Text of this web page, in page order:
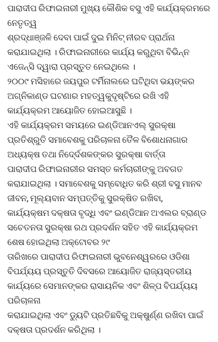
ପାରାଦୀପ ରିଫାଇନାରୀ ମୁଖ୍ୟ କୌଶିକ ବସୁ ଏହି କାର୍ଯ୍ୟକ୍ରମରେ
ନେତୃତ୍ୱ
ଶ୍ରଦ୍ଧାଞ୍ଜଳି ଦେବା ପାଇଁ ଦୁଇ ମିନିଟ୍ ନୀରବ ପ୍ରାର୍ଥନା
କରାଯାଇଥିଲା । ରିଫାଇନାରୀରେ କାର୍ଯ୍ୟ କରୁଥିବା ବିଭିନ୍ନ
ଏଜେନ୍ସି ଦ୍ୱାରା ପ୍ରସ୍ତୁତ ନେଇଥିଲେ ।
୨୦୦୯ ମସିହାରେ ଜୟପୁର ଟର୍ମିନାଲରେ ଘଟିଥିବା ଭୟଙ୍କର
ଅଗ୍ନିକାଣ୍ଡ ଘଟଣାର ମହତ୍ୱକୁଦୃଷ୍ଟିରେ ରଖି ଏହି
କାର୍ଯ୍ୟକ୍ରମ ଆୟୋଜିତ ହୋଇଆସୁଛି ।
ଏହି କାର୍ଯ୍ୟକ୍ରମ ସମୟରେ ଇଣ୍ଡିଆନଏଲ୍ ସୁରକ୍ଷା
ପ୍ରତିଶ୍ରୁତି ସମାବେଶକୁ ପରିଚାଳନା ତୈଳ ବିଶୋଧନାଗାର
ଅଧ୍ୟକ୍ଷ ତଥା ନିଦେ୍ର୍ଦଶକଙ୍କର ସୁରକ୍ଷା ବାର୍ତ୍ତା
ପାରାଦୀପ ରିଫାଇନାରୀର ସମସ୍ତ କର୍ମଚାରୀଙ୍କୁ ଅବଗତ
କରାଯାଇଥିଲା । ସମାବେଶକୁ ସମ୍ବୋଧିତ କରି ଶ୍ରୀ ବସୁ ମାନବ
ଜୀବନ, ମୂଲ୍ୟବାନ ସମ୍ପତ୍ତିକୁ ସୁରକ୍ଷିତ ରଖିବା,
କାର୍ଯ୍ୟକ୍ଷମ ଦକ୍ଷତା ବୃଦ୍ଧି ଏବଂ ଇଣ୍ଡିଆନ ଅଏଲର ବ୍ରାଣ୍ଡ
ସଚେତନତା ସୁରକ୍ଷା ରଥ ପ୍ରଦର୍ଶନ ସହିତ ଏହି କାର୍ଯ୍ୟକ୍ରମ
ଶେଷ ହୋଇଥିଲା ଅକ୍ଟୋବର ୨୯
ତାରିଖରେ ପାରାଦୀପ ରିଫାଇନାରୀ ଭୁବନେଶ୍ୱରରେ ଓଡିଶା
ବିପର୍ଯ୍ୟୟ ପ୍ରସ୍ତୁତି ଦିବସରେ ଆୟୋଜିତ ରାଜ୍ୟସ୍ତରୀୟ
କାର୍ଯ୍ୟରେ ସେମାନଙ୍କର ରାସାୟନିକ ଏବଂ ଶିଳ୍ପ ବିପର୍ଯ୍ୟୟ
ପରିଚାଳନା
କରାଯାଇଥିଲା ଏବଂ ଡୁ୍ୟଟି ପ୍ରତିଛବିକୁ ଅକ୍ଷୁର୍ଣ୍ଣ ରଖିବା ପାଇଁ
ଦକ୍ଷତା ପ୍ରଦର୍ଶନ କରିଥିଲା ।